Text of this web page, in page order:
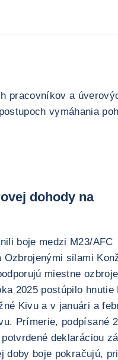
pracovníkov a
vymáhania
dohody na
boje medzi M23/AFC
silami
miestne
2025 postúpilo hnutie
Kivu a v januári a
Prímerie, podpísané
deklaráciou
doby boje pokračujú,